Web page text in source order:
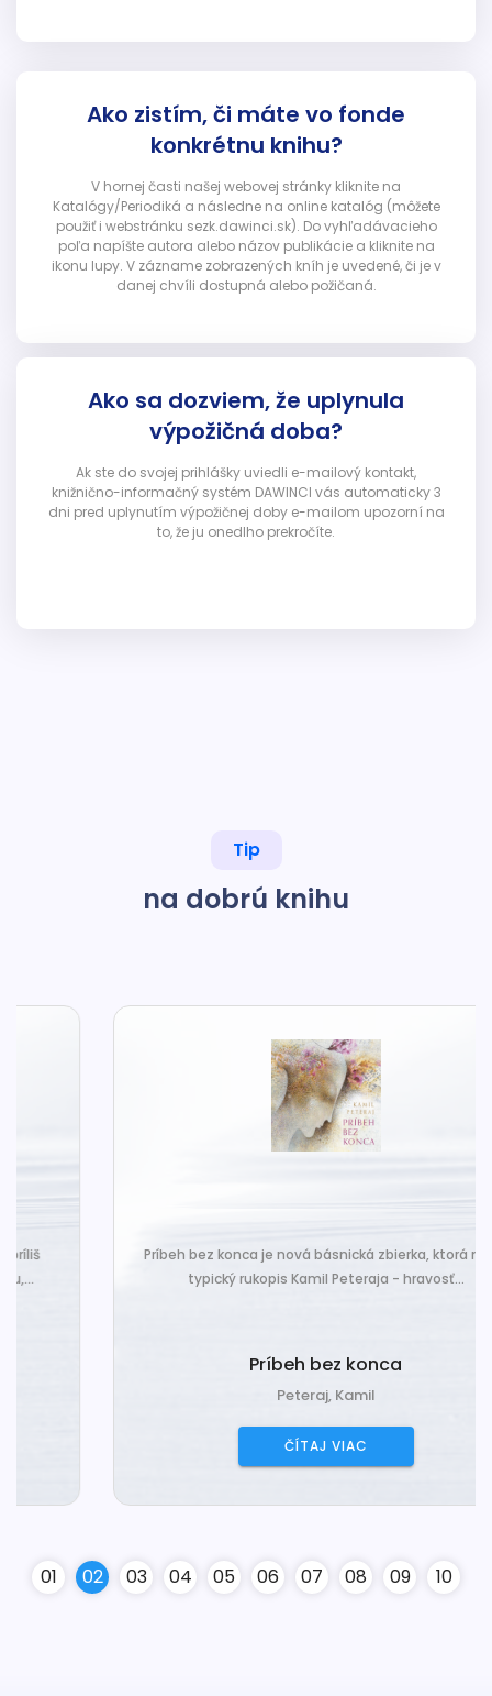
Ako zistím, či máte vo fonde
konkrétnu knihu?
V hornej časti našej webovej stránky kliknite na
Katalógy/Periodiká a následne na online katalóg (môžete
použiť i webstránku sezk.dawinci.sk). Do vyhľadávacieho
poľa napíšte autora alebo názov publikácie a kliknite na
ikonu lupy. V zázname zobrazených kníh je uvedené, či je v
danej chvíli dostupná alebo požičaná.
Ako sa dozviem, že uplynula
výpožičná doba?
Ak ste do svojej prihlášky uviedli e-mailový kontakt,
knižnično-informačný systém DAWINCI vás automaticky 3
dni pred uplynutím výpožičnej doby e-mailom upozorní na
to, že ju onedlho prekročíte.
Tip
na dobrú knihu
Príbeh bez konca je nová básnická zbierka, ktorá nesie
typický rukopis Kamil Peteraja - hravosť...
Príbeh bez konca
Peteraj, Kamil
ČÍTAJ VIAC
01 02 03 04 05 06 07 08 09 10